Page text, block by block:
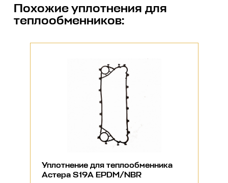
Похожиеуплотнения для
теплообменников:
Уплотнение для теплообменника
Астера S19A EPDM/NBR